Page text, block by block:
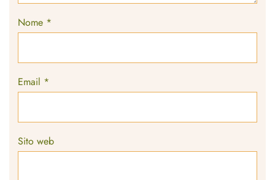
Nome *
Email *
Sito web